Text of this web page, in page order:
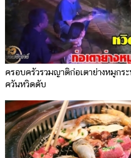
ครอบครัวรวมญาติก่อเตาย่างหมูกร
ควันหวิดดับ